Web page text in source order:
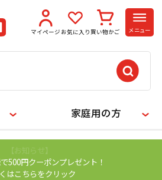
マイページ お気に入り 買い物かご メニュー
家庭用の方
【お知らせ】
500円クーポンプレゼント！
はこちらをクリック